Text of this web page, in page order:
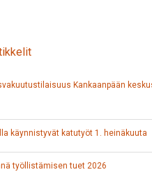
Kankaanpään
käynnistyvät katutyöt 1. heinäkuuta
työllistämisen tuet 2026